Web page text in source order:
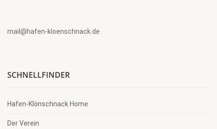
mail@hafen-kloenschnack.de
SCHNELLFINDER
Hafen-Klönschnack Home
Der Verein